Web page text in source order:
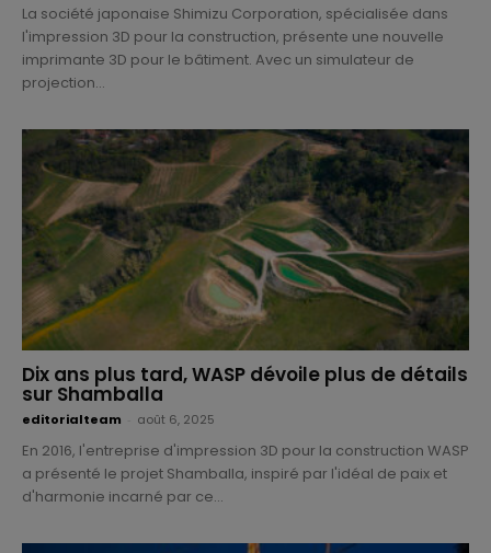
La société japonaise Shimizu Corporation, spécialisée dans
l'impression 3D pour la construction, présente une nouvelle
imprimante 3D pour le bâtiment. Avec un simulateur de
projection...
Dix ans plus tard, WASP dévoile plus de détails
sur Shamballa
editorialteam août 6, 2025
En 2016, l'entreprise d'impression 3D pour la construction WASP
a présenté le projet Shamballa, inspiré par l'idéal de paix et
d'harmonie incarné par ce...